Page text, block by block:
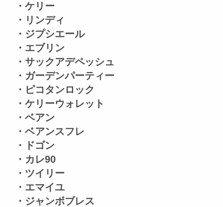
・ケリー
・リンディ
・ジプシエール
・エブリン
・サックアデペッシュ
・ガーデンパーティー
・ピコタンロック
・ケリーウォレット
・ベアン
・ベアンスフレ
・ドゴン
・カレ90
・ツイリー
・エマイユ
・ジャンボブレス